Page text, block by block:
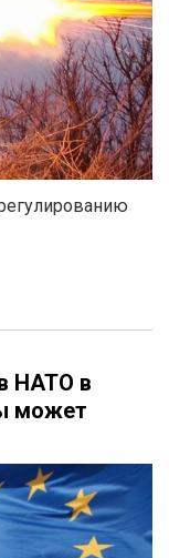
НАТО в
может